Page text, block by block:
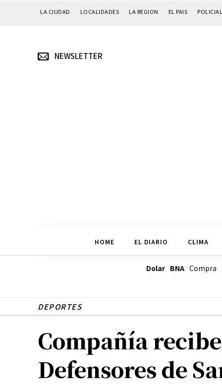
LA CIUDAD LOCALIDADES LA REGION EL PAIS
NEWSLETTER
HOME EL DIARIO CLIMA
Dolar BNACompra
DEPORTES
Compañía
Defensores de